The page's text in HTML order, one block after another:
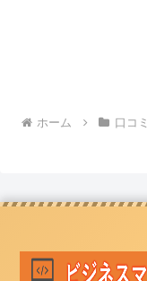
ホーム 口コミ